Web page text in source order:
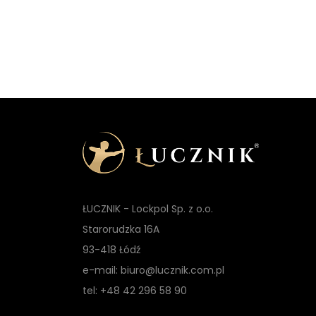
ŁUCZNIK - Lockpol Sp. z o.o.
Starorudzka 16A
93-418 Łódź
e-mail: biuro@lucznik.com.pl
tel: +48 42 296 58 90